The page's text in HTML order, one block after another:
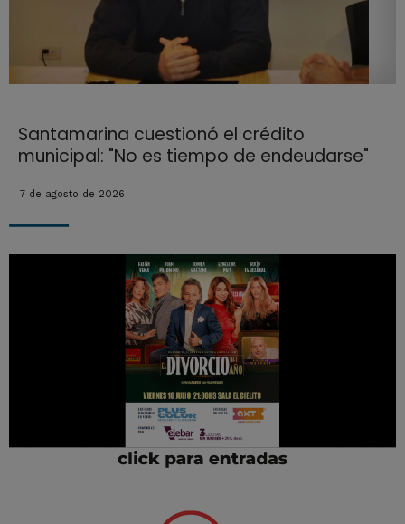
Santamarina cuestionó el crédito
municipal: "No es tiempo de endeudarse"
7 de agosto de 2026